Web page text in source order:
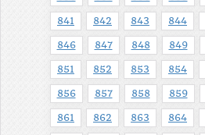
841 842 843 844
846 847 848 849
851 852 853 854
856 857 858 859
861 862 863 864